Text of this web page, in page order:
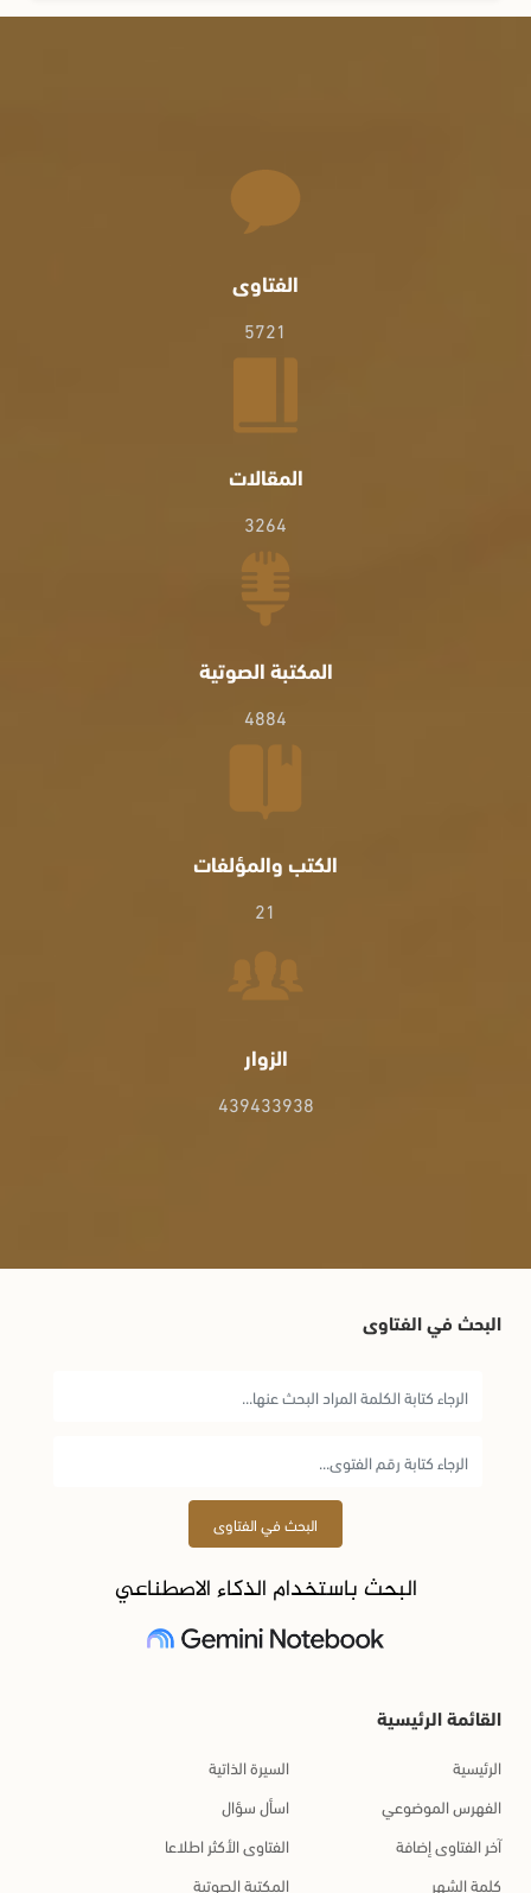
الفتاوى
5721
المقالات
3264
المكتبة الصوتية
4884
الكتب والمؤلفات
21
الزوار
439433938
البحث في الفتاوى
البحث في الفتاوى
البحث باستخدام الذكاء الاصطناعي
القائمة الرئيسية
الرئيسية
السيرة الذاتية
الفهرس الموضوعي
اسأل سؤال
آخر الفتاوى إضافة
الفتاوى الأكثر اطلاعا
كلمة الشهر
المكتبة الصوتية